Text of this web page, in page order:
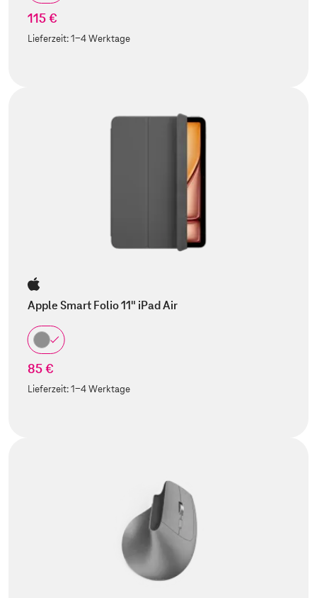
115 €
Lieferzeit:1-4 Werktage
Apple Smart Folio 11" iPad Air
85 €
Lieferzeit:1-4 Werktage